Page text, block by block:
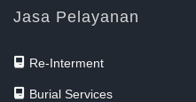
Jasa Pelayanan
Re-Interment
Burial Services